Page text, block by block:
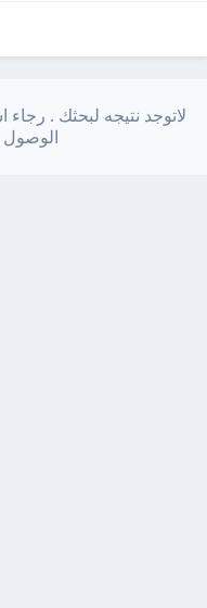
لاتوجد نتيجه لبحثك .